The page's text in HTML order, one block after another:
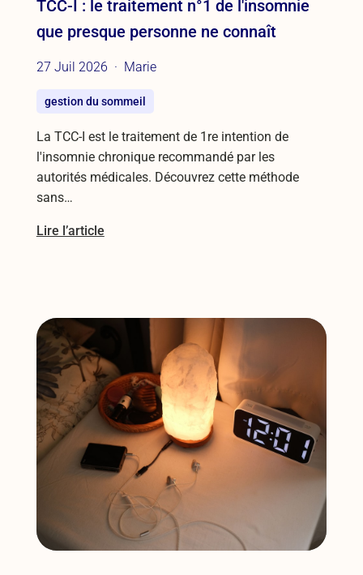
TCC-I : le traitement n°1 de l'insomnie
que presque personne ne connaît
27 Juil 2026 Marie
gestion du sommeil
La TCC-I est le traitement de 1re intention de
l'insomnie chronique recommandé par les
autorités médicales. Découvrez cette méthode
sans…
Lire l’article